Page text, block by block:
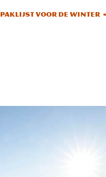
Paklijst voor de winter